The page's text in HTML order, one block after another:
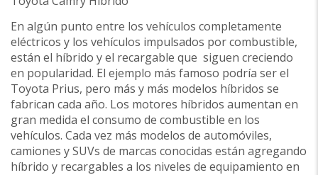
En algún punto entre los vehículos completamente
eléctricos y los vehículos impulsados ​​por combustible,
están el híbrido y el recargable que siguen creciendo
en popularidad. El ejemplo más famoso podría ser el
Toyota Prius, pero más y más modelos híbridos se
fabrican cada año. Los motores híbridos aumentan en
gran medida el consumo de combustible en los
vehículos. Cada vez más modelos de automóviles,
camiones y SUVs de marcas conocidas están agregando
híbrido y recargables a los niveles de equipamiento en